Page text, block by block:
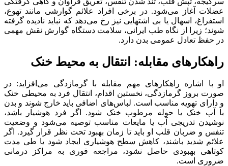
عضلات آغاز می‌شود. در برخی افراد علائم گوارشی مانند تهوع،
استفراغ، اسهال یا بی ‎اشتهایی نیز رخ می‌‏دهد که نباید نادیده گرفته
شوند؛ زیرا از نگاه طب ایرانی، سلامت دستگاه گوارش نقش مهمی
در حفظ تعادل عمومی بدن دارد.
راهکارهای مقابله: انتقال به محیط خنک
او با اشاره راهکارهای مهم مقابله با گرمازدگی می‌افزاید: در
صورت بروز گرمازدگی، نخستین اقدام، انتقال فرد به محیطی خنک
و دارای تهویه مناسب است. لباس‌‏های اضافی باید خارج شوند و بدن
با آب خنک یا حوله مرطوب خنک شود. اگر فرد هوشیار باشد،
نوشیدن تدریجی آب یا مایعات مناسب توصیه می‏‌شود و وضعیت
تنفس و ضربان قلب او باید تا زمان بهبود تحت نظر قرار گیرد. اگر
علائم شدید باشند، کاهش سطح هوشیاری ایجاد شود یا طی مدت
کوتاهی بهبودی حاصل نشود، مراجعه فوری به مراکز درمانی
ضروری است.